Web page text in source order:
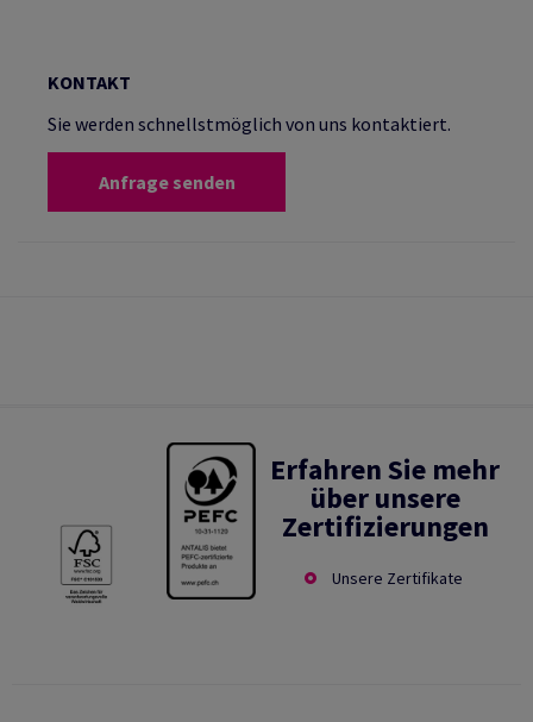
KONTAKT
Sie werden schnellstmöglich von uns kontaktiert.
Anfrage senden
Erfahren Sie mehr
über unsere
Zertifizierungen
Unsere Zertifikate